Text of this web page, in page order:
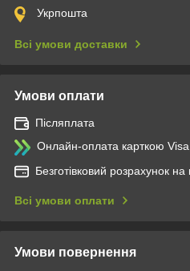
Укрпошта
Всі умови доставки
Умови оплати
Післяплата
Онлайн-оплата карткою
Безготівковий розрахунок
Всі умови оплати
Умови повернення